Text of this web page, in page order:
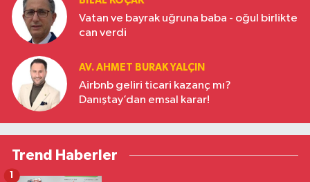
Vatan ve bayrak uğruna baba - oğul birlikte
can verdi
AV. AHMET BURAK YALÇIN
Airbnb geliri ticari kazanç mı?
Danıştay’dan emsal karar!
Trend Haberler
1